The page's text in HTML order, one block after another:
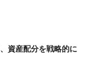
資産配分を戦略的に